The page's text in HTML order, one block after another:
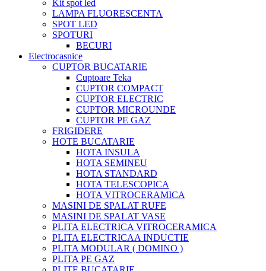
Kit spot led
LAMPA FLUORESCENTA
SPOT LED
SPOTURI
BECURI
Electrocasnice
CUPTOR BUCATARIE
Cuptoare Teka
CUPTOR COMPACT
CUPTOR ELECTRIC
CUPTOR MICROUNDE
CUPTOR PE GAZ
FRIGIDERE
HOTE BUCATARIE
HOTA INSULA
HOTA SEMINEU
HOTA STANDARD
HOTA TELESCOPICA
HOTA VITROCERAMICA
MASINI DE SPALAT RUFE
MASINI DE SPALAT VASE
PLITA ELECTRICA VITROCERAMICA
PLITA ELECTRICAA INDUCTIE
PLITA MODULAR ( DOMINO )
PLITA PE GAZ